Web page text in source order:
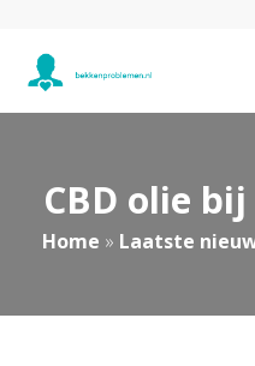
CBD olie
Home » Laatste